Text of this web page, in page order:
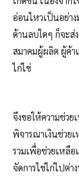
อ่อนไหวเป็นอย่า
ด้านลบใดๆ ก็จะส่
สมาคมผู้ผลิต ผู้ค้า
ไก่ไข่
จึงขอให้ความช่วย
พิจารณาเงินช่วย
รวมเพื่อช่วยเหลื
จัดการไข่ไก่ไปต่า